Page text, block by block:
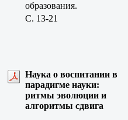
образования.
C. 13-21
Наука о воспитании в
парадигме науки:
ритмы эволюции и
алгоритмы сдвига